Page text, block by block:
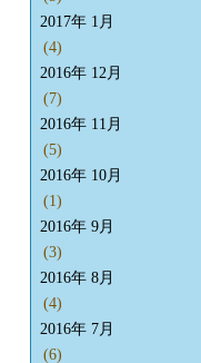
2017年 1月
(4)
2016年 12月
(7)
2016年 11月
(5)
2016年 10月
(1)
2016年 9月
(3)
2016年 8月
(4)
2016年 7月
(6)